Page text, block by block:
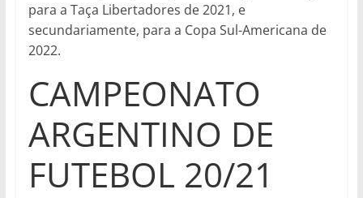
para a Taça Libertadores de 2021, e
secundariamente, para a Copa Sul-Americana de
2022.
CAMPEONATO
ARGENTINO DE
FUTEBOL 20/21